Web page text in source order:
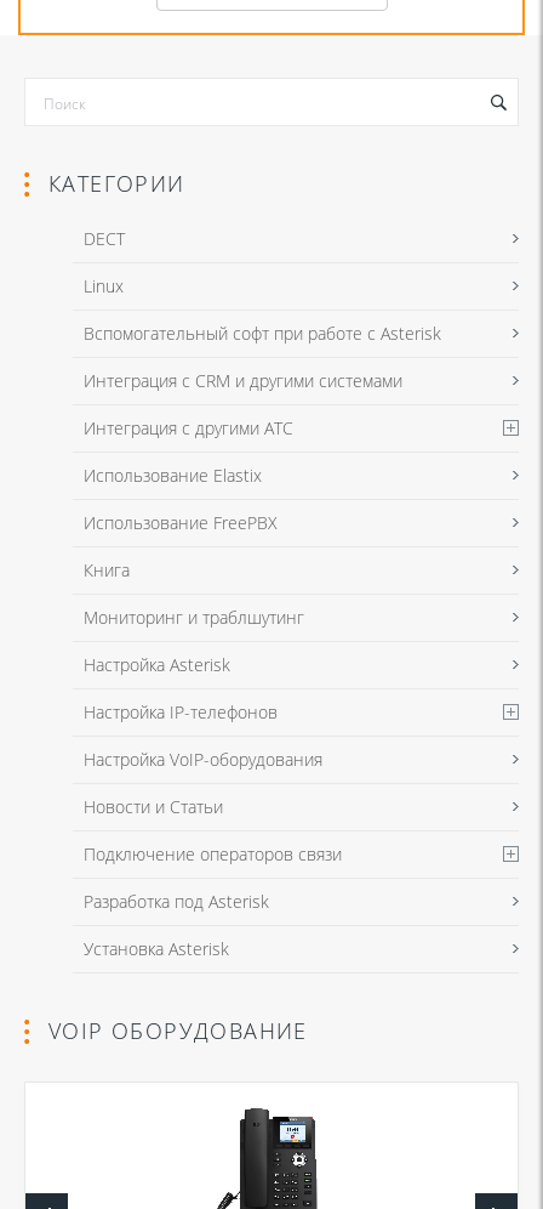
Я даю согласие на обработку моих персональных данных для связи
в соответствии с Политикой в отношении обработки персональных
Я даю согласие на обработку моих персональных данных для связи
в соответствии с Политикой в отношении обработки персональных
КАТЕГОРИИ
DECT
Linux
Вспомогательный софт при работе с Asterisk
Интеграция с CRM и другими системами
Интеграция с другими АТС
Использование Elastix
Использование FreePBX
Книга
Мониторинг и траблшутинг
Настройка Asterisk
Настройка IP-телефонов
Настройка VoIP-оборудования
Новости и Статьи
Подключение операторов связи
Разработка под Asterisk
Установка Asterisk
VOIP ОБОРУДОВАНИЕ